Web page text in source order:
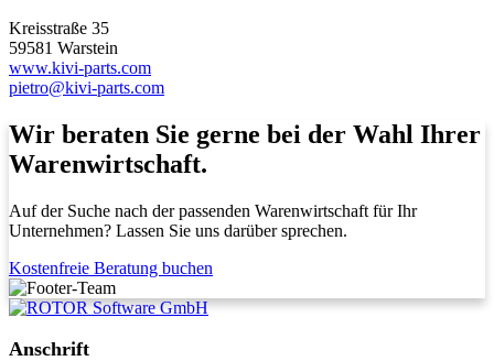
Kreisstraße 35
59581 Warstein
www.kivi-parts.com
pietro@kivi-parts.com
Wir beraten Sie gerne bei der Wahl Ihrer
Warenwirtschaft.
Auf der Suche nach der passenden Warenwirtschaft für Ihr
Unternehmen? Lassen Sie uns darüber sprechen.
Kostenfreie Beratung buchen
Anschrift